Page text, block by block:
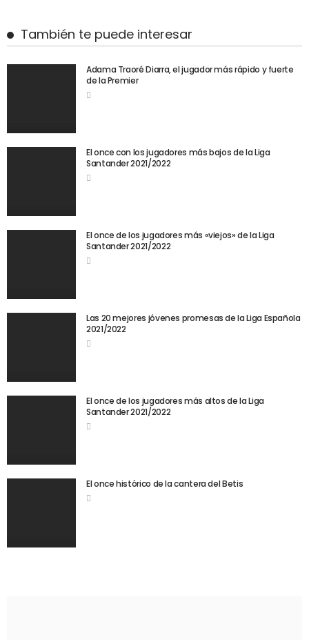
También te puede interesar
Adama Traoré Diarra, el jugador más rápido y fuerte
de la Premier
El once con los jugadores más bajos de la Liga
Santander 2021/2022
El once de los jugadores más «viejos» de la Liga
Santander 2021/2022
Las 20 mejores jóvenes promesas de la Liga Española
2021/2022
El once de los jugadores más altos de la Liga
Santander 2021/2022
El once histórico de la cantera del Betis